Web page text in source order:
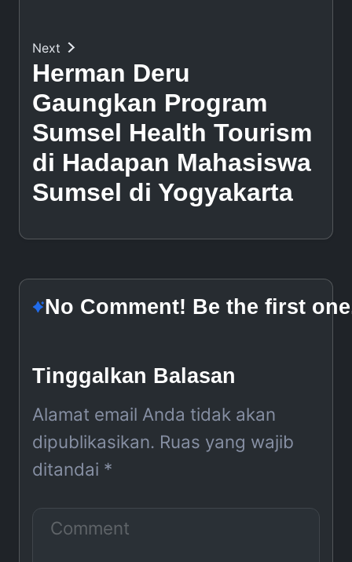
Next
Herman Deru
Gaungkan Program
Sumsel Health Tourism
di Hadapan Mahasiswa
Sumsel di Yogyakarta
No Comment! Be the first
Tinggalkan Balasan
Alamat email Anda tidak akan
dipublikasikan. Ruas yang wajib
ditandai *